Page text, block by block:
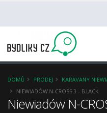
DOMŮ PRODEJ KARAVANY
NIEWIADÓW N-CROSS 3 - BLACK
Niewiadów N-